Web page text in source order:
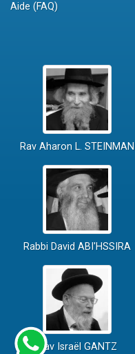
Aide (FAQ)
Rav Aharon L. STEINMAN
Rabbi David ABI'HSSIRA
Rav Israël GANTZ